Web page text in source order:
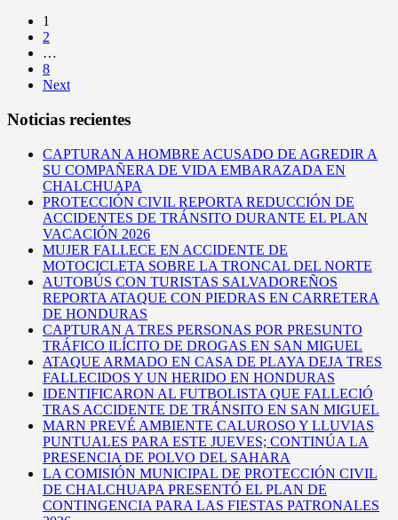
1
2
…
8
Next
Noticias recientes
CAPTURAN A HOMBRE ACUSADO DE AGREDIR A
SU COMPAÑERA DE VIDA EMBARAZADA EN
CHALCHUAPA
PROTECCIÓN CIVIL REPORTA REDUCCIÓN DE
ACCIDENTES DE TRÁNSITO DURANTE EL PLAN
VACACIÓN 2026
MUJER FALLECE EN ACCIDENTE DE
MOTOCICLETA SOBRE LA TRONCAL DEL NORTE
AUTOBÚS CON TURISTAS SALVADOREÑOS
REPORTA ATAQUE CON PIEDRAS EN CARRETERA
DE HONDURAS
CAPTURAN A TRES PERSONAS POR PRESUNTO
TRÁFICO ILÍCITO DE DROGAS EN SAN MIGUEL
ATAQUE ARMADO EN CASA DE PLAYA DEJA TRES
FALLECIDOS Y UN HERIDO EN HONDURAS
IDENTIFICARON AL FUTBOLISTA QUE FALLECIÓ
TRAS ACCIDENTE DE TRÁNSITO EN SAN MIGUEL
MARN PREVÉ AMBIENTE CALUROSO Y LLUVIAS
PUNTUALES PARA ESTE JUEVES; CONTINÚA LA
PRESENCIA DE POLVO DEL SAHARA
LA COMISIÓN MUNICIPAL DE PROTECCIÓN CIVIL
DE CHALCHUAPA PRESENTÓ EL PLAN DE
CONTINGENCIA PARA LAS FIESTAS PATRONALES